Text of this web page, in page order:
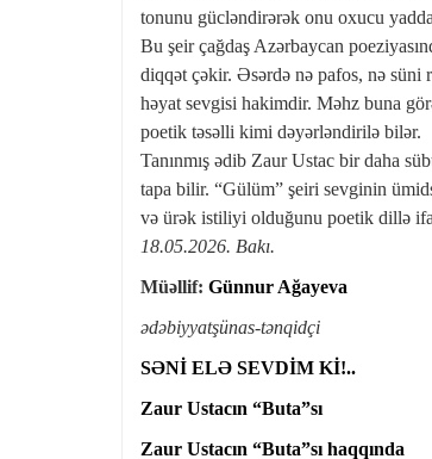
tonunu gücləndirərək onu oxucu
Bu şeir çağdaş Azərbaycan
diqqət çəkir. Əsərdə nə pafos, nə
həyat sevgisi hakimdir. Məhz buna
poetik təsəlli kimi dəyərləndirilə bilər.
Tanınmış ədib Zaur Ustac bir daha
tapa bilir. “Gülüm” şeiri sevginin
və ürək istiliyi olduğunu poetik dillə
18.05.2026. Bakı.
Müəllif: Günnur Ağayeva
ədəbiyyatşünas-tənqidçi
SƏNİ ELƏ SEVDİM Kİ!..
Zaur Ustacın “Buta”sı
Zaur Ustacın “Buta”sı haqqında